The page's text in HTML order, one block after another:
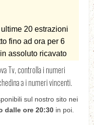
Tv, controlla i numeri
a i numeri vincenti.
sul nostro sito nei
dalle ore 20:30 in poi.